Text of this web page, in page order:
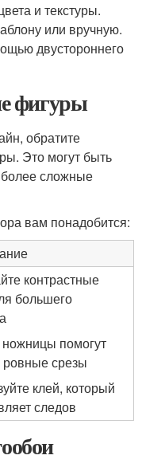
и текстуры.
или вручную.
двустороннего
фигуры
обратите
Это могут быть
более сложные
вам понадобится:
контрастные
большего
помогут
ровные срезы
клей, который
следов